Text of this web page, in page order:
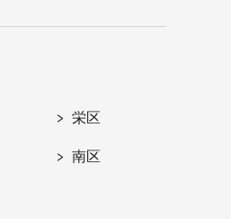
栄区
南区